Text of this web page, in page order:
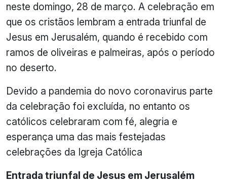
neste domingo, 28 de março. A celebração em
que os cristãos lembram a entrada triunfal de
Jesus em Jerusalém, quando é recebido com
ramos de oliveiras e palmeiras, após o período
no deserto.
Devido a pandemia do novo coronavirus parte
da celebração foi excluída, no entanto os
católicos celebraram com fé, alegria e
esperança uma das mais festejadas
celebrações da Igreja Católica
Entrada triunfal de Jesus em Jerusalém